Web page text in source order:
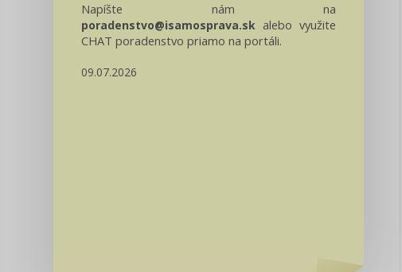
Napíšte nám na
poradenstvo@isamosprava.sk alebo využite
CHAT poradenstvo priamo na portáli.
09.07.2026